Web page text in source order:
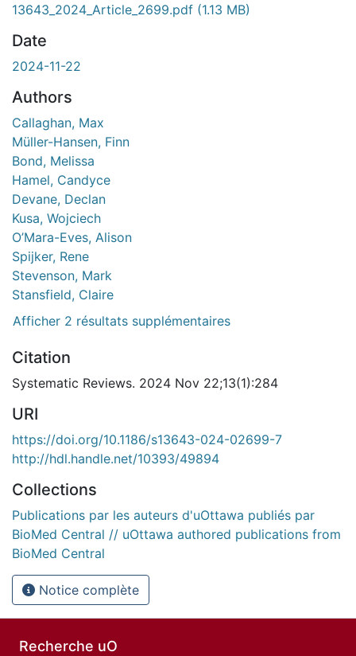
13643_2024_Article_2699.pdf (1.13 MB)
Date
2024-11-22
Authors
Callaghan, Max
Müller-Hansen, Finn
Bond, Melissa
Hamel, Candyce
Devane, Declan
Kusa, Wojciech
O’Mara-Eves, Alison
Spijker, Rene
Stevenson, Mark
Stansfield, Claire
Afficher 2 résultats supplémentaires
Citation
Systematic Reviews. 2024 Nov 22;13(1):284
URI
https://doi.org/10.1186/s13643-024-02699-7
http://hdl.handle.net/10393/49894
Collections
Publications par les auteurs d'uOttawa publiés par
BioMed Central // uOttawa authored publications from
BioMed Central
Notice complète
Recherche uO